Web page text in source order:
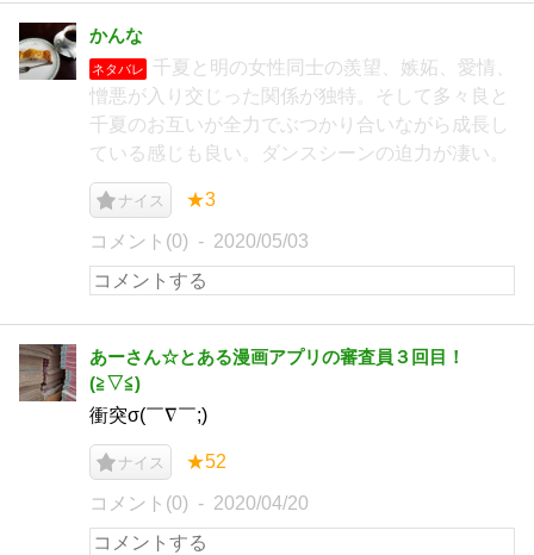
かんな
ネタバレ
千夏と明の女性同士の羨望、嫉妬、愛情、
憎悪が入り交じった関係が独特。そして多々良と
千夏のお互いが全力でぶつかり合いながら成長し
ている感じも良い。ダンスシーンの迫力が凄い。
ナイス ★3
コメント(0) 2020/05/03
あーさん☆とある漫画アプリの審査員３回目！
(⁠≧⁠▽⁠≦⁠)
衝突σ(￣∇￣;)
ナイス ★52
コメント(0) 2020/04/20